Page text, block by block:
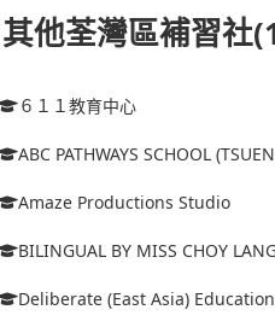
其他荃灣區補習社
６１１教育中心
ABC PATHWAYS SCHOOL
Amaze Productions Studio
BILINGUAL BY MISS CHOY
Deliberate (East Asia)